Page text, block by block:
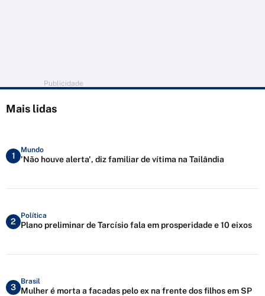
Publicidade
Mais lidas
1
Mundo
'Não houve alerta', diz familiar de vítima na Tailândia
2
Política
Plano preliminar de Tarcísio fala em prosperidade e 10 eixos
3
Brasil
Mulher é morta a facadas pelo ex na frente dos filhos em SP